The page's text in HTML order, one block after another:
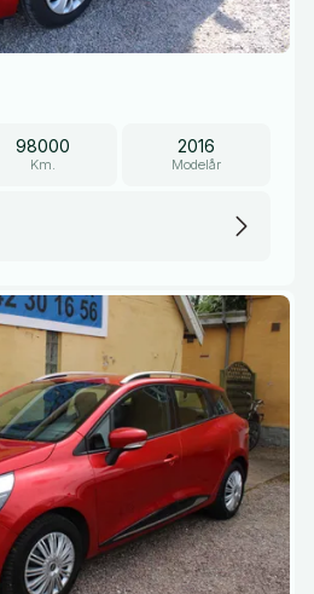
98000
Km.
2016
Modelår